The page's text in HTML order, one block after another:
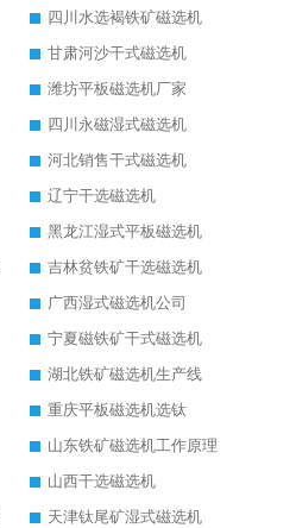
四川水选褐铁矿磁选机
甘肃河沙干式磁选机
潍坊平板磁选机厂家
四川永磁湿式磁选机
河北销售干式磁选机
辽宁干选磁选机
黑龙江湿式平板磁选机
吉林贫铁矿干选磁选机
广西湿式磁选机公司
宁夏磁铁矿干式磁选机
湖北铁矿磁选机生产线
重庆平板磁选机选钛
山东铁矿磁选机工作原理
山西干选磁选机
天津钛尾矿湿式磁选机